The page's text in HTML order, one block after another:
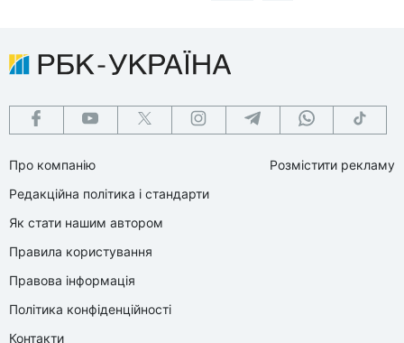
Про компанію
Редакційна політика і стандарти
Як стати нашим автором
Правила користування
Правова інформація
Політика конфіденційності
Контакти
Розмістити рекламу